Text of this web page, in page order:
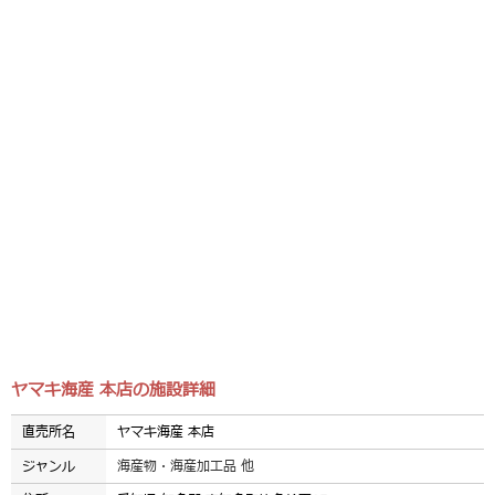
ヤマキ海産 本店の施設詳細
直売所名
ヤマキ海産 本店
ジャンル
海産物・海産加工品 他